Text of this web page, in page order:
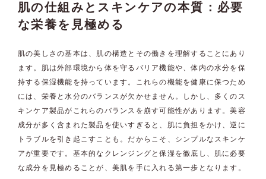
肌の仕組みとスキンケアの本質：必要
な栄養を見極める
肌の美しさの基本は、肌の構造とその働きを理解することにあり
ます。肌は外部環境から体を守るバリア機能や、体内の水分を保
持する保湿機能を持っています。これらの機能を健康に保つため
には、栄養と水分のバランスが欠かせません。しかし、多くのス
キンケア製品がこれらのバランスを崩す可能性があります。美容
成分が多く含まれた製品を使いすぎると、肌に負担をかけ、逆に
トラブルを引き起こすことも。だからこそ、シンプルなスキンケ
アが重要です。基本的なクレンジングと保湿を徹底し、肌に必要
な成分を見極めることが、美肌を手に入れる第一歩となります。